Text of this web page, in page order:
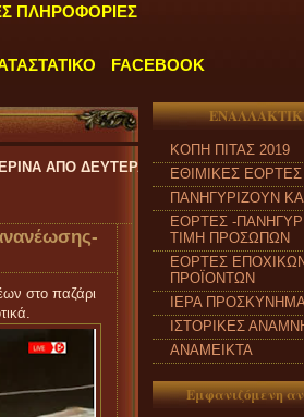
ΠΛΗΡΟΦΟΡΙΕΣ
FACEBOOK
έως ΠΑΡΑΣΚΕΥΗ και από ώρα
στο παζάρι
ΚΟΠΗ ΠΙΤΑΣ 2019
ΕΘΙΜΙΚΕΣ ΕΟΡΤΕΣ
ΠΑΝΗΓΥΡΙΖΟΥΝ
ΕΟΡΤΕΣ -
ΤΙΜΗ ΠΡΟΣΩΠΩΝ
ΕΟΡΤΕΣ
ΠΡΟΪΟΝΤΩΝ
ΙΕΡΑ
ΙΣΤΟΡΙΚΕΣ
ΑΝΑΜΕΙΚΤΑ
Εμφανιζόμενη